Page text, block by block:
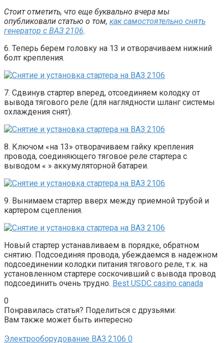
Стоит отметить, что еще буквально вчера мы
опубликовали статью о том, как самостоятельно снять
генератор с ВАЗ 2106.
6. Теперь берем головку на 13 и отворачиваем нижний
болт крепления.
7. Сдвинув стартер вперед, отсоединяем колодку от
вывода тягового реле (для наглядности шланг системы
охлаждения снят).
8. Ключом «на 13» отворачиваем гайку крепления
провода, соединяющего тяговое реле стартера с
выводом « » аккумуляторной батареи.
9. Вынимаем стартер вверх между приемной трубой и
картером сцепления.
Новый стартер устанавливаем в порядке, обратном
снятию. Подсоединяя провода, убеждаемся в надежном
подсоединении колодки питания тягового реле, т.к. на
установленном стартере соскочивший с вывода провод
подсоединить очень трудно. Best USDC casino canada
0
Понравилась статья? Поделиться с друзьями:
Вам также может быть интересно
Электрооборудование ВАЗ 2106 0